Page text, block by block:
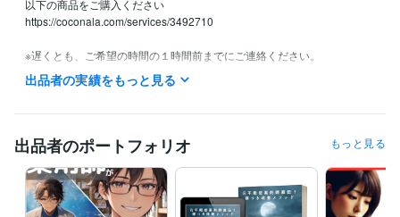
以下の商品をご購入ください
https://coconala.com/services/3492710
※遅くとも、ご希望の時間の１時間前までにご連絡ください。
✨
✨
また集中チャットサービス提供時は
電話相談を受付できません。
あらかじめご了承ください。
出品者の実績をもっと見る
出品者のポートフォリオ もっと見る